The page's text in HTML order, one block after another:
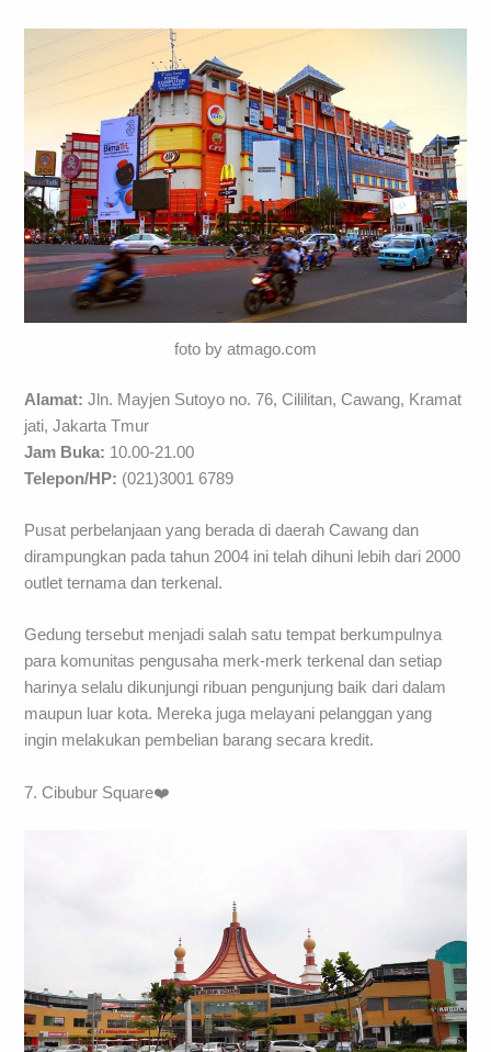
foto by atmago.com
Alamat: Jln. Mayjen Sutoyo no. 76, Cililitan, Cawang, Kramat
jati, Jakarta Tmur
Jam Buka: 10.00-21.00
Telepon/HP: (021)3001 6789
Pusat perbelanjaan yang berada di daerah Cawang dan
dirampungkan pada tahun 2004 ini telah dihuni lebih dari 2000
outlet ternama dan terkenal.
Gedung tersebut menjadi salah satu tempat berkumpulnya
para komunitas pengusaha merk-merk terkenal dan setiap
harinya selalu dikunjungi ribuan pengunjung baik dari dalam
maupun luar kota. Mereka juga melayani pelanggan yang
ingin melakukan pembelian barang secara kredit.
7. Cibubur Square❤️